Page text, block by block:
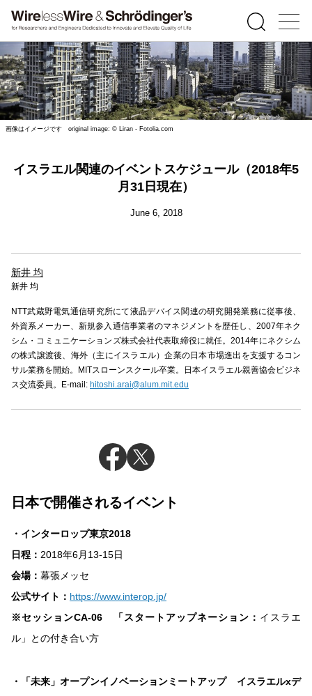
画像はイメージです original image: © Liran - Fotolia.com
イスラエル関連のイベントスケジュール（2018年5
月31日現在）
June 6, 2018
新井 均
新井 均
NTT武蔵野電気通信研究所にて液晶デバイス関連の研究開発業務に従事後、
外資系メーカー、新規参入通信事業者のマネジメントを歴任し、2007年ネク
シム・コミュニケーションズ株式会社代表取締役に就任。2014年にネクシム
の株式譲渡後、海外（主にイスラエル）企業の日本市場進出を支援するコン
サル業務を開始。MITスローンスクール卒業。日本イスラエル親善協会ビジネ
ス交流委員。E-mail: hitoshi.arai@alum.mit.edu
日本で開催されるイベント
・インターロップ東京2018
日程： 2018年6月13-15日
会場： 幕張メッセ
公式サイト： https://www.interop.jp/
※セッションCA-06 「スタートアップネーション： イスラエ
ル」との付き合い方
・「未来」オープンイノベーションミートアップ イスラエルxデ